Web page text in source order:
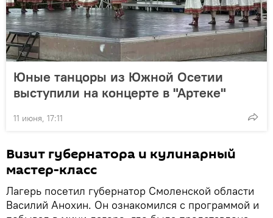
Юные танцоры из Южной Осетии
выступили на концерте в "Артеке"
11 июня, 17:11
Визит губернатора и кулинарный
мастер-класс
Лагерь посетил губернатор Смоленской области
Василий Анохин. Он ознакомился с программой и